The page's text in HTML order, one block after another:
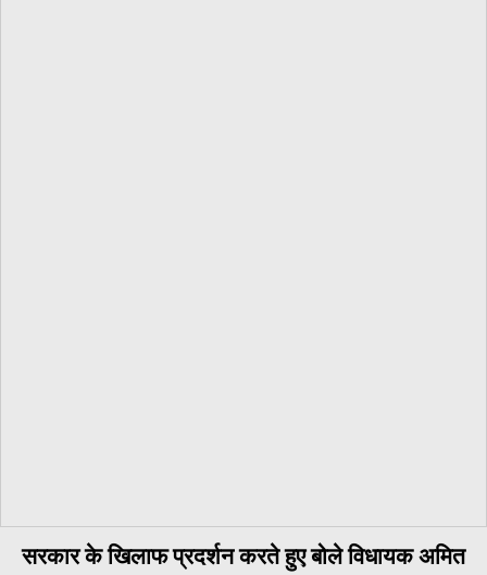
सरकार के खिलाफ प्रदर्शन करते हुए बोले विधायक अमित